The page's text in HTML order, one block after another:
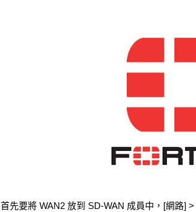
首先要將 WAN2 放到 SD-WAN 成員中，[網路]